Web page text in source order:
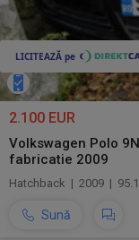
2.100 EUR
Volkswagen Polo
fabricatie 2009
Hatchback | 2009 |
Sună